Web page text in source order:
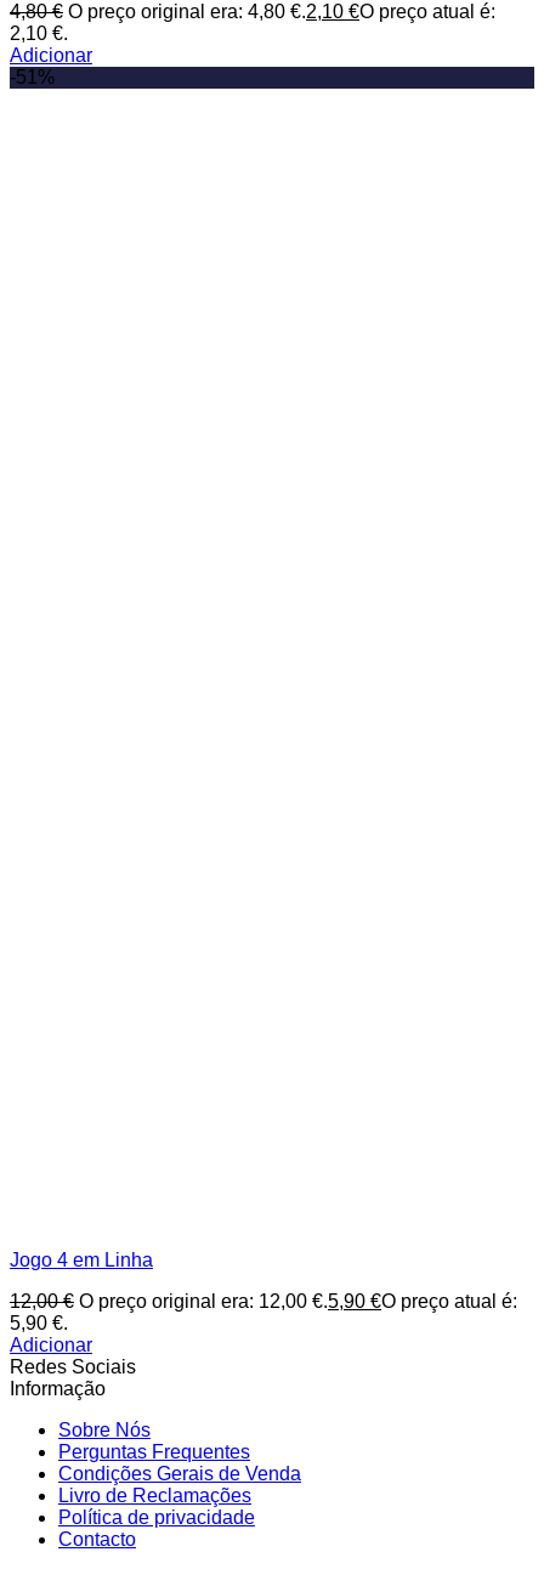
4,80€ O preço original era: 4,80 €.2,10 €O preço atual é:
2,10 €.
Adicionar
-51%
Jogo 4 em Linha
12,00€ O preço original era: 12,00 €.5,90 €O preço atual é:
5,90 €.
Adicionar
Redes Sociais
Informação
Sobre Nós
Perguntas Frequentes
Condições Gerais de Venda
Livro de Reclamações
Política de privacidade
Contacto